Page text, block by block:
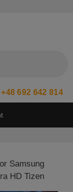
+48 692 642 814
Samsung
HD Tizen